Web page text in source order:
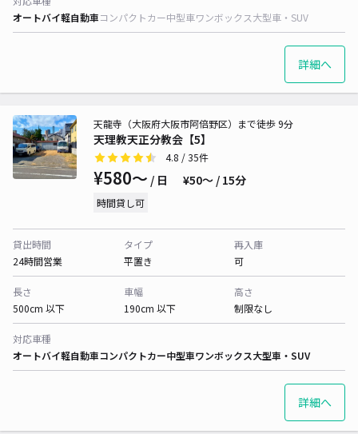
オートバイ軽自動車コンパクトカー中型車ワンボックス大型車・SUV
詳細へ
天理教天正分教会【5】
天龍寺（大阪府大阪市阿倍野区）まで徒歩 9分
4.8 / 35件
¥580〜 / 日 ¥50〜 / 15分
時間貸し可
貸出時間
24時間営業
タイプ
平置き
再入庫
可
長さ
500cm 以下
車幅
190cm 以下
高さ
制限なし
対応車種
オートバイ軽自動車コンパクトカー中型車ワンボックス大型車・SUV
詳細へ